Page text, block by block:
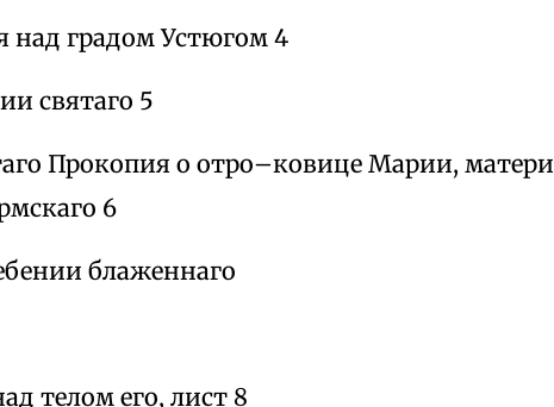
над градом Устюгом 4
святаго 5
Прокопия о отро–ковице Марии, матери
6
блаженнаго
телом его, лист 8